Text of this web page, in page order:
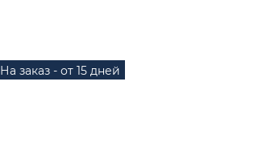
На заказ - от 15 дней